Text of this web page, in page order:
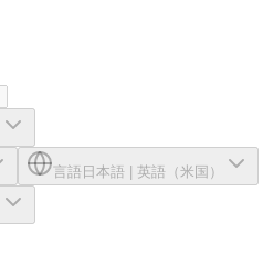
言語 日本語 英語（米国）